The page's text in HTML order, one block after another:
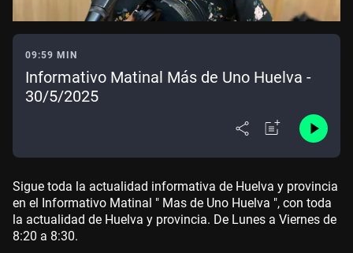
09:59 MIN
Informativo Matinal Más de Uno Huelva -
30/5/2025
Sigue toda la actualidad informativa de Huelva y provincia
en el Informativo Matinal " Mas de Uno Huelva ", con toda
la actualidad de Huelva y provincia. De Lunes a Viernes de
8:20 a 8:30.